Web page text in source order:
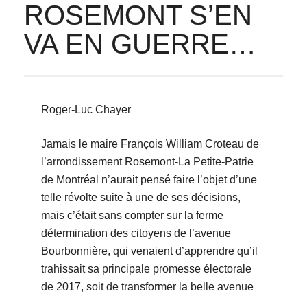
ROSEMONT S’EN
VA EN GUERRE…
Roger-Luc Chayer
Jamais le maire François William Croteau de
l’arrondissement Rosemont-La Petite-Patrie
de Montréal n’aurait pensé faire l’objet d’une
telle révolte suite à une de ses décisions,
mais c’était sans compter sur la ferme
détermination des citoyens de l’avenue
Bourbonnière, qui venaient d’apprendre qu’il
trahissait sa principale promesse électorale
de 2017, soit de transformer la belle avenue